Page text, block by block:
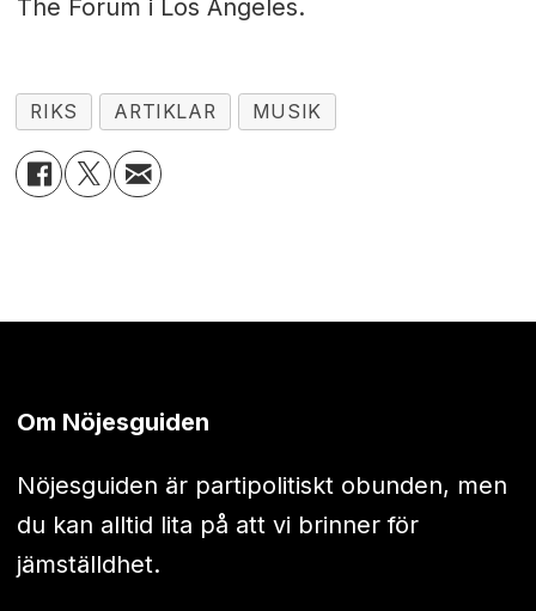
The Forum i Los Angeles.
RIKS ARTIKLAR MUSIK
Om Nöjesguiden
Nöjesguiden är partipolitiskt obunden, men
du kan alltid lita på att vi brinner för
jämställdhet.